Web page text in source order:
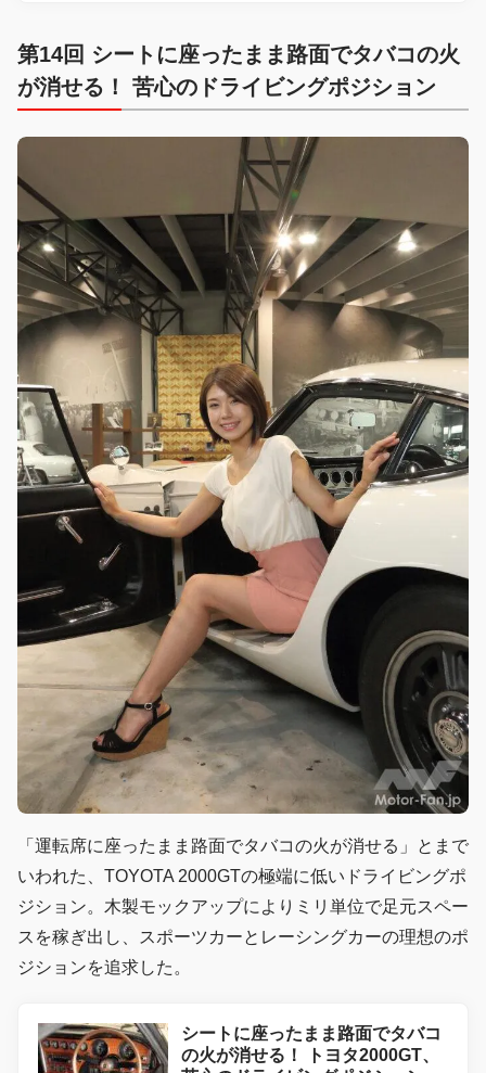
第14回 シートに座ったまま路面でタバコの火
が消せる！ 苦心のドライビングポジション
「運転席に座ったまま路面でタバコの火が消せる」とまで
いわれた、TOYOTA 2000GTの極端に低いドライビングポ
ジション。木製モックアップによりミリ単位で足元スペー
スを稼ぎ出し、スポーツカーとレーシングカーの理想のポ
ジションを追求した。
シートに座ったまま路面でタバコ
の火が消せる！ トヨタ2000GT、